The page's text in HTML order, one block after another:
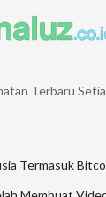
Terbaru
Termasuk